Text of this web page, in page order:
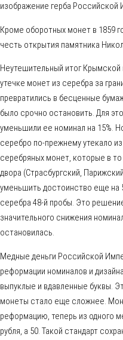
изображение герба Российской
Кроме оборотных монет в 1859
честь открытия памятника
Неутешительный итог Крымской
утечке монет из серебра за
превратились в бесценные
было срочно остановить. Для
уменьшили ее номинал на 15%.
серебро по-прежнему утекало
серебряных монет, которые в
двора (Страсбургский,
уменьшить достоинство еще на
серебра 48-й пробы. Это
значительного снижения
остановилась.
Медные деньги Российской
реформации номиналов и
выпуклые и вдавленные буквы.
монеты стало еще сложнее.
реформацию, теперь из одного
рубля, а 50. Такой стандарт